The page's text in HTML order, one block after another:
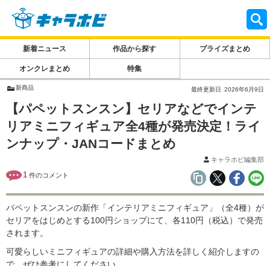
新着ニュース 作品から探す プライズまとめ
オンクレまとめ 特集
新商品 最終更新日 2026年6月9日
【パペットスンスン】セリアなどでインテ
リアミニフィギュア全4種が発売決定！ライ
ンナップ・JANコードまとめ
キャラホビ編集部
1 件のコメント
パペットスンスンの新作「インテリアミニフィギュア」（全4種）が
セリアをはじめとする100円ショップにて、各110円（税込）で発売
されます。
可愛らしいミニフィギュアの詳細や購入方法を詳しく紹介しますの